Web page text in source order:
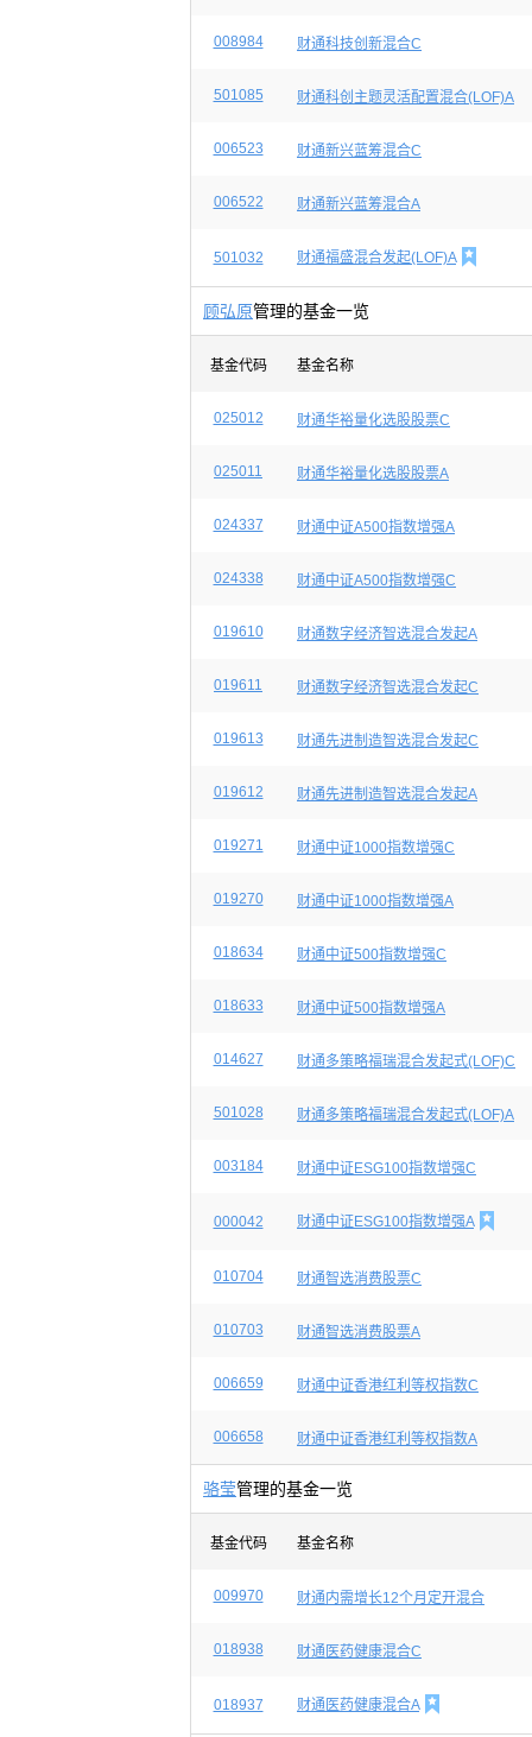
008984 财通科技创新混合C
501085 财通科创主题灵活配置混合(LOF)A
006523 财通新兴蓝筹混合C
006522 财通新兴蓝筹混合A
501032 财通福盛混合发起(LOF)A 
顾弘原管理的基金一览
基金代码 基金名称
025012 财通华裕量化选股股票C
025011 财通华裕量化选股股票A
024337 财通中证A500指数增强A
024338 财通中证A500指数增强C
019610 财通数字经济智选混合发起A
019611 财通数字经济智选混合发起C
019613 财通先进制造智选混合发起C
019612 财通先进制造智选混合发起A
019271 财通中证1000指数增强C
019270 财通中证1000指数增强A
018634 财通中证500指数增强C
018633 财通中证500指数增强A
014627 财通多策略福瑞混合发起式(LOF)C
501028 财通多策略福瑞混合发起式(LOF)A
003184 财通中证ESG100指数增强C
000042 财通中证ESG100指数增强A 
010704 财通智选消费股票C
010703 财通智选消费股票A
006659 财通中证香港红利等权指数C
006658 财通中证香港红利等权指数A
骆莹管理的基金一览
基金代码 基金名称
009970 财通内需增长12个月定开混合
018938 财通医药健康混合C
018937 财通医药健康混合A 